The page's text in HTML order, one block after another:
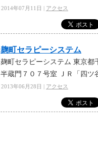
2014年07月11日 | アクセス
麹町セラピーシステム
麹町セラピーシステム 東京
半蔵門７０７号室 ＪＲ「四
2013年06月28日 | アクセス